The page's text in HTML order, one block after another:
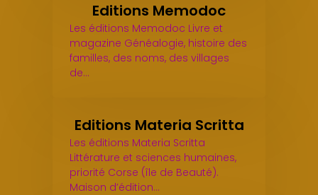
Editions Memodoc
Les éditions Memodoc Livre et
magazine Généalogie, histoire des
familles, des noms, des villages
de…
Editions Materia Scritta
Les éditions Materia Scritta
Littérature et sciences humaines,
priorité Corse (île de Beauté).
Maison d’édition…